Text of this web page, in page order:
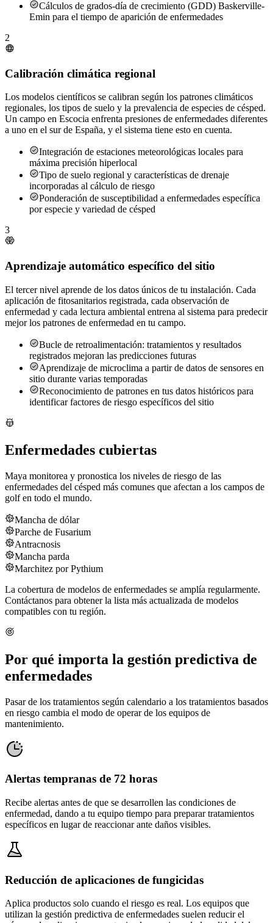
Cálculos de grados-día de crecimiento (GDD) Baskerville-
Emin para el tiempo de aparición de enfermedades
2
Calibración climática regional
Los modelos científicos se calibran según los patrones climáticos
regionales, los tipos de suelo y la prevalencia de especies de césped.
Un campo en Escocia enfrenta presiones de enfermedades diferentes
a uno en el sur de España, y el sistema tiene esto en cuenta.
Integración de estaciones meteorológicas locales para
máxima precisión hiperlocal
Tipo de suelo regional y características de drenaje
incorporadas al cálculo de riesgo
Ponderación de susceptibilidad a enfermedades específica
por especie y variedad de césped
3
Aprendizaje automático específico del sitio
El tercer nivel aprende de los datos únicos de tu instalación. Cada
aplicación de fitosanitarios registrada, cada observación de
enfermedad y cada lectura ambiental entrena al sistema para predecir
mejor los patrones de enfermedad en tu campo.
Bucle de retroalimentación: tratamientos y resultados
registrados mejoran las predicciones futuras
Aprendizaje de microclima a partir de datos de sensores en
sitio durante varias temporadas
Reconocimiento de patrones en tus datos históricos para
identificar factores de riesgo específicos del sitio
Enfermedades cubiertas
Maya monitorea y pronostica los niveles de riesgo de las
enfermedades del césped más comunes que afectan a los campos de
golf en todo el mundo.
Mancha de dólar
Parche de Fusarium
Antracnosis
Mancha parda
Marchitez por Pythium
La cobertura de modelos de enfermedades se amplía regularmente.
Contáctanos para obtener la lista más actualizada de modelos
compatibles con tu región.
Por qué importa la gestión predictiva de
enfermedades
Pasar de los tratamientos según calendario a los tratamientos basados
en riesgo cambia el modo de operar de los equipos de
mantenimiento.
Alertas tempranas de 72 horas
Recibe alertas antes de que se desarrollen las condiciones de
enfermedad, dando a tu equipo tiempo para preparar tratamientos
específicos en lugar de reaccionar ante daños visibles.
Reducción de aplicaciones de fungicidas
Aplica productos solo cuando el riesgo es real. Los equipos que
utilizan la gestión predictiva de enfermedades suelen reducir el